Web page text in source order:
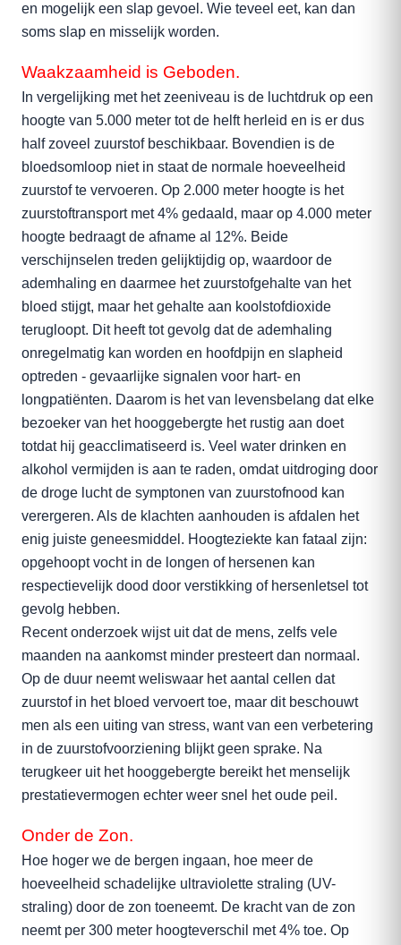
en mogelijk een slap gevoel. Wie teveel eet, kan dan
soms slap en misselijk worden.
Waakzaamheid is Geboden.
In vergelijking met het zeeniveau is de luchtdruk op een
hoogte van 5.000 meter tot de helft herleid en is er dus
half zoveel zuurstof beschikbaar. Bovendien is de
bloedsomloop niet in staat de normale hoeveelheid
zuurstof te vervoeren. Op 2.000 meter hoogte is het
zuurstoftransport met 4% gedaald, maar op 4.000 meter
hoogte bedraagt de afname al 12%. Beide
verschijnselen treden gelijktijdig op, waardoor de
ademhaling en daarmee het zuurstofgehalte van het
bloed stijgt, maar het gehalte aan koolstofdioxide
terugloopt. Dit heeft tot gevolg dat de ademhaling
onregelmatig kan worden en hoofdpijn en slapheid
optreden - gevaarlijke signalen voor hart- en
longpatiënten. Daarom is het van levensbelang dat elke
bezoeker van het hooggebergte het rustig aan doet
totdat hij geacclimatiseerd is. Veel water drinken en
alkohol vermijden is aan te raden, omdat uitdroging door
de droge lucht de symptonen van zuurstofnood kan
verergeren. Als de klachten aanhouden is afdalen het
enig juiste geneesmiddel. Hoogteziekte kan fataal zijn:
opgehoopt vocht in de longen of hersenen kan
respectievelijk dood door verstikking of hersenletsel tot
gevolg hebben.
Recent onderzoek wijst uit dat de mens, zelfs vele
maanden na aankomst minder presteert dan normaal.
Op de duur neemt weliswaar het aantal cellen dat
zuurstof in het bloed vervoert toe, maar dit beschouwt
men als een uiting van stress, want van een verbetering
in de zuurstofvoorziening blijkt geen sprake. Na
terugkeer uit het hooggebergte bereikt het menselijk
prestatievermogen echter weer snel het oude peil.
Onder de Zon.
Hoe hoger we de bergen ingaan, hoe meer de
hoeveelheid schadelijke ultraviolette straling (UV-
straling) door de zon toeneemt. De kracht van de zon
neemt per 300 meter hoogteverschil met 4% toe. Op